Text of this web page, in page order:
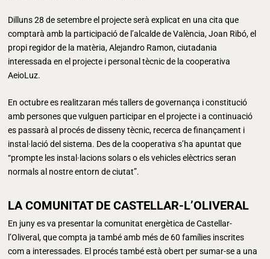
Dilluns 28 de setembre el projecte serà explicat en una cita que
comptarà amb la participació de l’alcalde de València, Joan Ribó, el
propi regidor de la matèria, Alejandro Ramon, ciutadania
interessada en el projecte i personal tècnic de la cooperativa
AeioLuz.
En octubre es realitzaran més tallers de governança i constitució
amb persones que vulguen participar en el projecte i a continuació
es passarà al procés de disseny tècnic, recerca de finançament i
instal·lació del sistema. Des de la cooperativa s’ha apuntat que
“prompte les instal·lacions solars o els vehicles elèctrics seran
normals al nostre entorn de ciutat”.
LA COMUNITAT DE CASTELLAR-L’OLIVERAL
En juny es va presentar la comunitat energètica de Castellar-
l’Oliveral, que compta ja també amb més de 60 famílies inscrites
com a interessades. El procés també està obert per sumar-se a una